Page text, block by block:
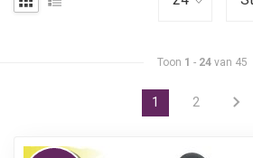
Toon 1 - 24 van 45
1 2